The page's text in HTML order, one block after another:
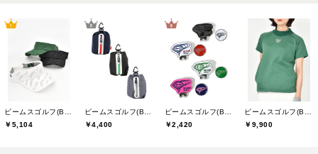
￥5,104
￥4,400
￥2,420
￥9,900